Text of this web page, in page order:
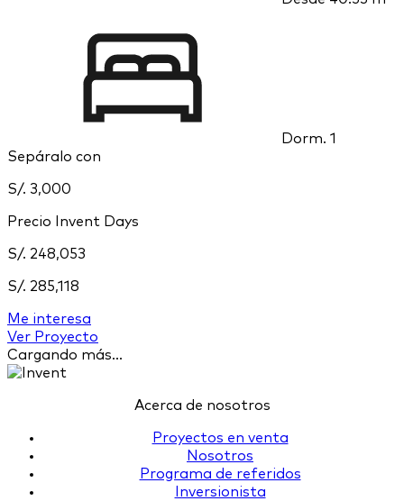
Dorm. 1
Sepáralo con
S/. 3,000
Precio Invent Days
S/. 248,053
S/. 285,118
Me interesa
Ver Proyecto
Cargando más...
Acerca de nosotros
Proyectos en venta
Nosotros
Programa de referidos
Inversionista